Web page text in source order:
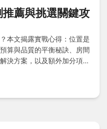
薦與挑選關鍵攻
本文揭露實戰心得：位置是
算與品質的平衡秘訣、房間
決方案，以及額外加分項提
問題解答，助你輕鬆規劃完